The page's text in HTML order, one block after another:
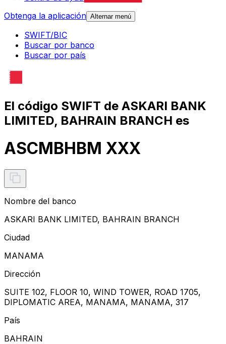
Obtenga la aplicación Alternar menú
SWIFT/BIC
Buscar por banco
Buscar por país
El código SWIFT de ASKARI BANK
LIMITED, BAHRAIN BRANCH es
ASCMBHBM XXX
Nombre del banco
ASKARI BANK LIMITED, BAHRAIN BRANCH
Ciudad
MANAMA
Dirección
SUITE 102, FLOOR 10, WIND TOWER, ROAD 1705,
DIPLOMATIC AREA, MANAMA, MANAMA, 317
País
BAHRAIN